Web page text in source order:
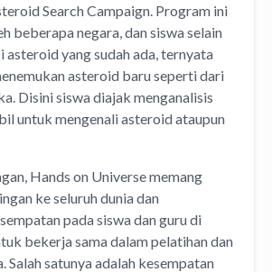
Search Campaign. Program ini
beberapa negara, dan siswa selain
yang sudah ada, ternyata
asteroid baru seperti dari
Disini siswa diajak menganalisis
untuk mengenali asteroid ataupun
Hands on Universe memang
ke seluruh dunia dan
pada siswa dan guru di
bekerja sama dalam pelatihan dan
Salah satunya adalah kesempatan